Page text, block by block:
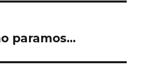
paramos…